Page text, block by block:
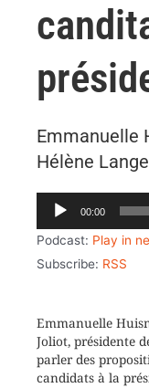
Emmanuelle
Hélène
Lecteur
audio
00:00
Podcast: Play in
Subscribe: RSS
Emmanuelle
Joliot, présidente
parler des
candidats à la